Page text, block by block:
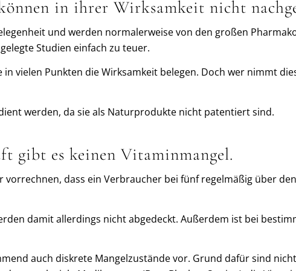
in ihrer Wirksamkeit nicht
und werden normalerweise von den großen
Studien einfach zu teuer.
vielen Punkten die Wirksamkeit belegen. Doch wer nimmt
werden, da sie als Naturprodukte nicht patentiert sind.
gibt es keinen Vitaminmangel.
dass ein Verbraucher bei fünf regelmäßig über
damit allerdings nicht abgedeckt. Außerdem ist bei
auch diskrete Mangelzustände vor. Grund dafür sind